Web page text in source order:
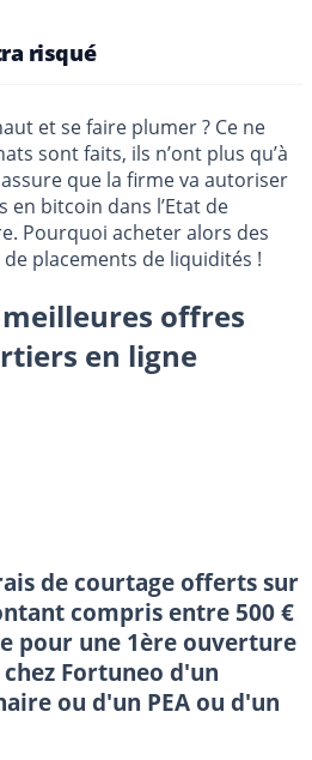
risqué
et se faire plumer ? Ce ne
sont faits, ils n’ont plus qu’à
que la firme va autoriser
en bitcoin dans l’Etat de
Pourquoi acheter alors des
de placements de liquidités !
offres
en ligne
de courtage offerts sur
compris entre 500 €
pour une 1ère ouverture
Fortuneo d'un
ou d'un PEA ou d'un